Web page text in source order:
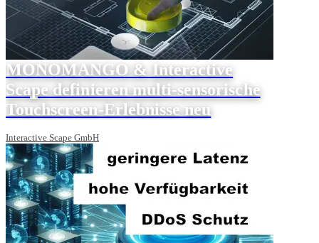
MONOMANGO & Interactive
Scape definieren multi-sensorische
Touchscreen-Erlebnisse neu
Interactive Scape GmbH